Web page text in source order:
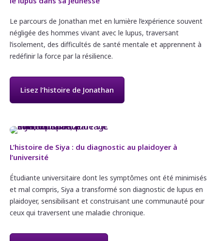
Le parcours de Jonathan met en lumière l’expérience souvent
négligée des hommes vivant avec le lupus, traversant
l’isolement, des difficultés de santé mentale et apprennent à
redéfinir la force par la résilience.
Lisez l’histoire de Jonathan
L’histoire de Siya : du diagnostic au plaidoyer à
l’université
Étudiante universitaire dont les symptômes ont été minimisés
et mal compris, Siya a transformé son diagnostic de lupus en
plaidoyer, sensibilisant et construisant une communauté pour
ceux qui traversent une maladie chronique.